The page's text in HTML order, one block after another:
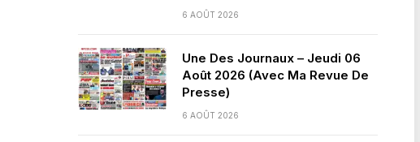
6 AOÛT 2026
Une Des Journaux – Jeudi 06
Août 2026 (Avec Ma Revue De
Presse)
6 AOÛT 2026